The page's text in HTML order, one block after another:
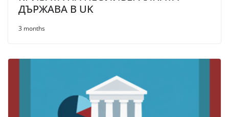
ДЪРЖАВА В UK
3 months